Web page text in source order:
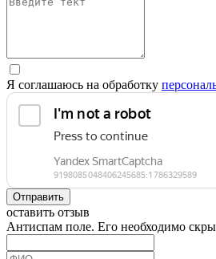
Я соглашаюсь на обработку
Отправить
оставить отзыв
Антиспам поле. Его необходимо